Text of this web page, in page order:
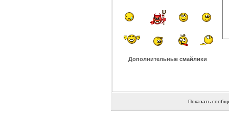
Дополнительные смайлики
Показать